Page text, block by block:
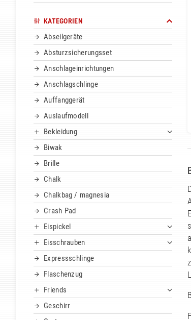
KATEGORIEN
Abseilgeräte
Absturzsicherungsset
Anschlageinrichtungen
Anschlagschlinge
Auffanggerät
Auslaufmodell
Bekleidung
Biwak
Brille
Chalk
Chalkbag / magnesia
Crash Pad
Eispickel
Eisschrauben
Expressschlinge
Flaschenzug
Friends
Geschirr